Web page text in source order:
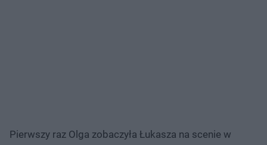
Pierwszy raz Olga zobaczyła Łukasza na scenie w